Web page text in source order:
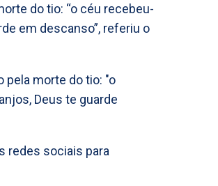
do tio: “o céu recebeu-
em descanso”, referiu o
redes sociais para